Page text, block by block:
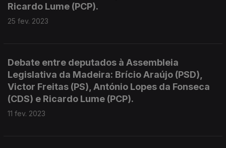
Ricardo Lume (PCP).
25 fev. 2023
Debate entre deputados à Assembleia
Legislativa da Madeira: Brício Araújo (PSD),
Victor Freitas (PS), António Lopes da Fonseca
(CDS) e Ricardo Lume (PCP).
11 fev. 2023